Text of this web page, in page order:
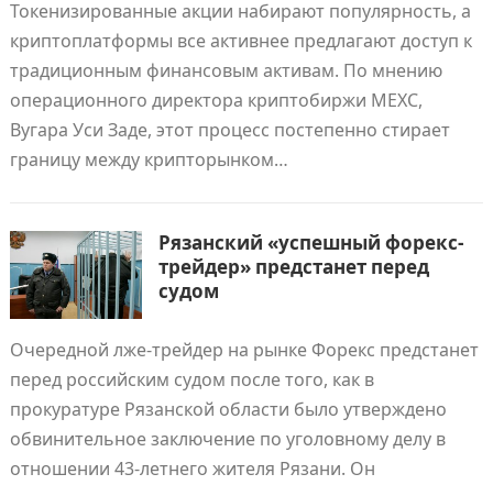
Токенизированные акции набирают популярность, а
криптоплатформы все активнее предлагают доступ к
традиционным финансовым активам. По мнению
операционного директора криптобиржи MEXC,
Вугара Уси Заде, этот процесс постепенно стирает
границу между крипторынком…
Рязанский «успешный форекс-
трейдер» предстанет перед
судом
Очередной лже-трейдер на рынке Форекс предстанет
перед российским судом после того, как в
прокуратуре Рязанской области было утверждено
обвинительное заключение по уголовному делу в
отношении 43-летнего жителя Рязани. Он